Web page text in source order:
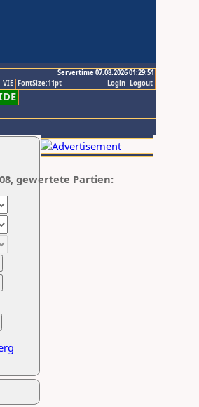
Servertime 07.08.2026 01:29:51
Logout
Login
VIE FontSize:11pt
gewertete Partien: